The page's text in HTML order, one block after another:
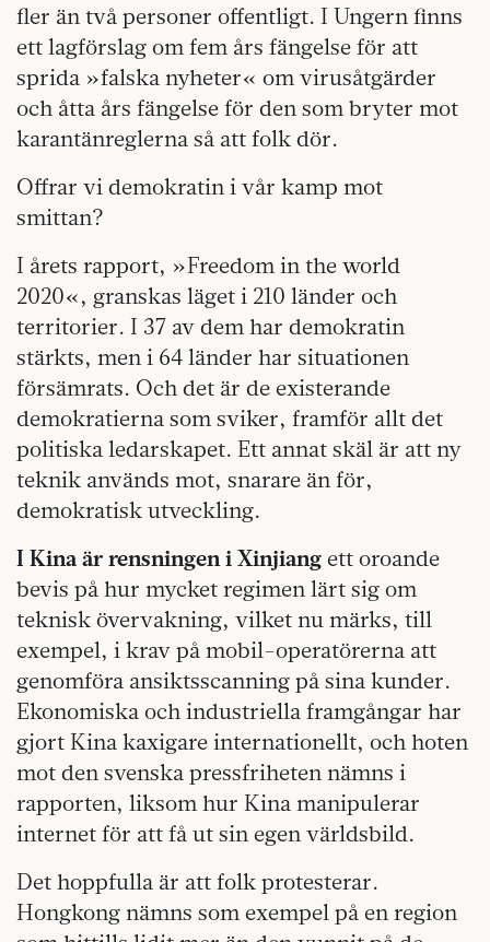
fler än två personer offentligt. I Ungern finns
ett lagförslag om fem års fängelse för att
sprida »falska nyheter« om virusåtgärder
och åtta års fängelse för den som bryter mot
karantänreglerna så att folk dör.
Offrar vi demokratin i vår kamp mot
smittan?
I årets rapport, »Freedom in the world
2020«, granskas läget i 210 länder och
territorier. I 37 av dem har demokratin
stärkts, men i 64 länder har situationen
försämrats. Och det är de existerande
demokratierna som sviker, framför allt det
politiska ledarskapet. Ett annat skäl är att ny
teknik används mot, snarare än för,
demokratisk utveckling.
I Kina är rensningen i Xinjiang ett oroande
bevis på hur mycket regimen lärt sig om
teknisk övervakning, vilket nu märks, till
exempel, i krav på mobil-operatörerna att
genomföra ansiktsscanning på sina kunder.
Ekonomiska och industriella framgångar har
gjort Kina kaxigare internationellt, och hoten
mot den svenska pressfriheten nämns i
rapporten, liksom hur Kina manipulerar
internet för att få ut sin egen världsbild.
Det hoppfulla är att folk protesterar.
Hongkong nämns som exempel på en region